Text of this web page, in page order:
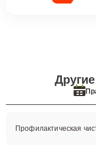
Профилактическая